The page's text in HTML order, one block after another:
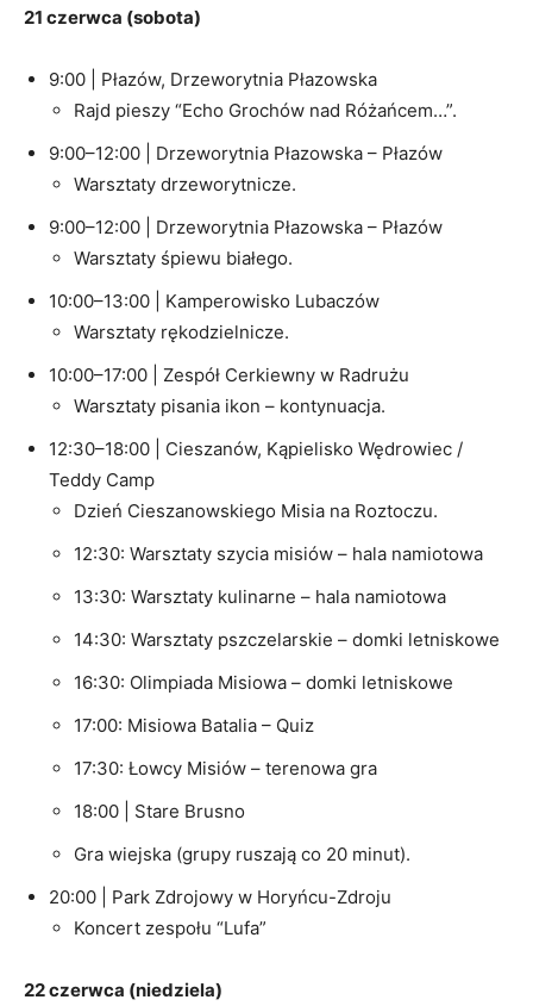
21 czerwca (sobota)
9:00 | Płazów, Drzeworytnia Płazowska
Rajd pieszy “Echo Grochów nad Różańcem…”.
9:00–12:00 | Drzeworytnia Płazowska – Płazów
Warsztaty drzeworytnicze.
9:00–12:00 | Drzeworytnia Płazowska – Płazów
Warsztaty śpiewu białego.
10:00–13:00 | Kamperowisko Lubaczów
Warsztaty rękodzielnicze.
10:00–17:00 | Zespół Cerkiewny w Radrużu
Warsztaty pisania ikon – kontynuacja.
12:30–18:00 | Cieszanów, Kąpielisko Wędrowiec /
Teddy Camp
Dzień Cieszanowskiego Misia na Roztoczu.
12:30: Warsztaty szycia misiów – hala namiotowa
13:30: Warsztaty kulinarne – hala namiotowa
14:30: Warsztaty pszczelarskie – domki letniskowe
16:30: Olimpiada Misiowa – domki letniskowe
17:00: Misiowa Batalia – Quiz
17:30: Łowcy Misiów – terenowa gra
18:00 | Stare Brusno
Gra wiejska (grupy ruszają co 20 minut).
20:00 | Park Zdrojowy w Horyńcu-Zdroju
Koncert zespołu “Lufa”
22 czerwca (niedziela)